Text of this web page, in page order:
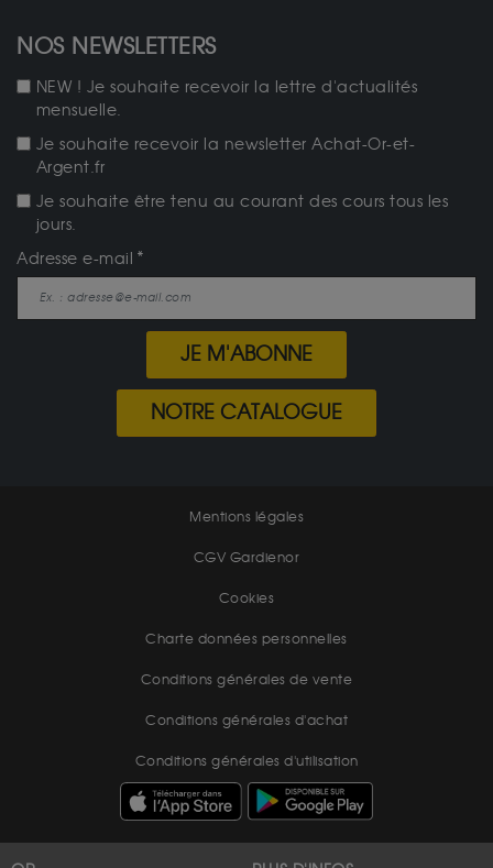
NOS NEWSLETTERS
NEW ! Je souhaite recevoir la lettre d'actualités
mensuelle.
Je souhaite recevoir la newsletter Achat-Or-et-
Argent.fr
Je souhaite être tenu au courant des cours tous les
jours.
Adresse e-mail
JE M'ABONNE
NOTRE CATALOGUE
Mentions légales
CGV Gardienor
Cookies
Charte données personnelles
Conditions générales de vente
Conditions générales d'achat
Conditions générales d'utilisation